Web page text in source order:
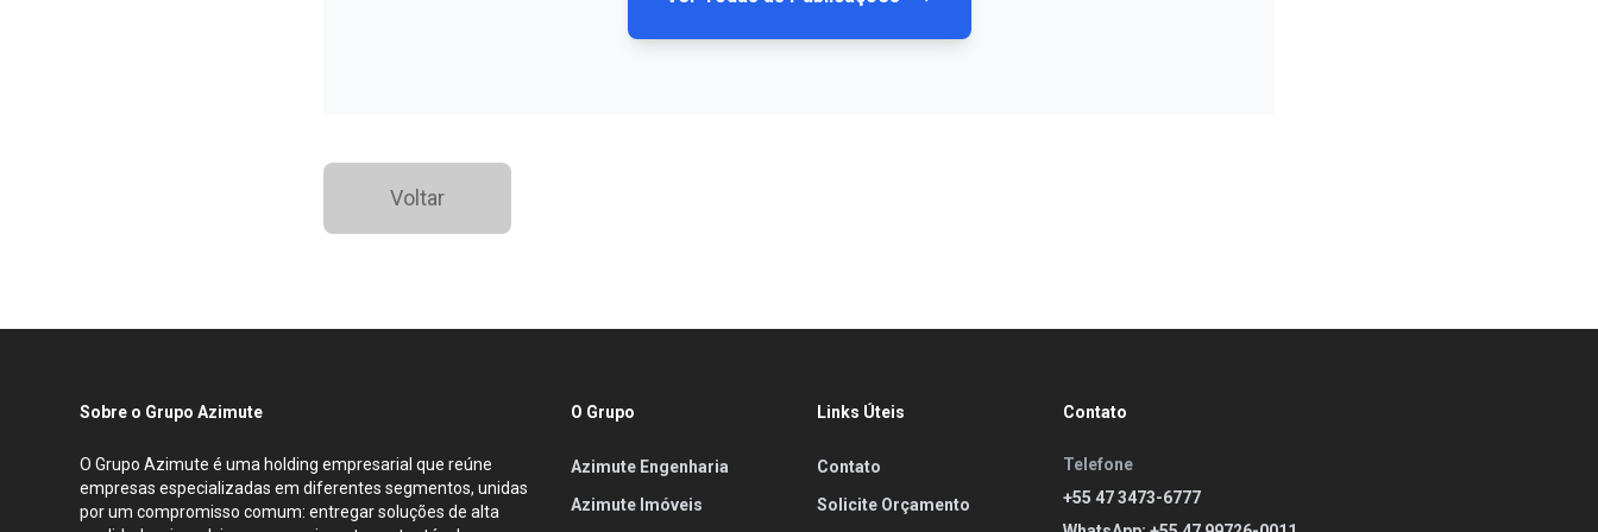
Voltar
Sobre o Grupo Azimute
O Grupo Azimute é uma holding empresarial que reúne
empresas especializadas em diferentes segmentos, unidas
por um compromisso comum: entregar soluções de alta
O Grupo
Azimute Engenharia
Azimute Imóveis
Links Úteis
Contato
Solicite Orçamento
Contato
Telefone
+55 47 3473-6777